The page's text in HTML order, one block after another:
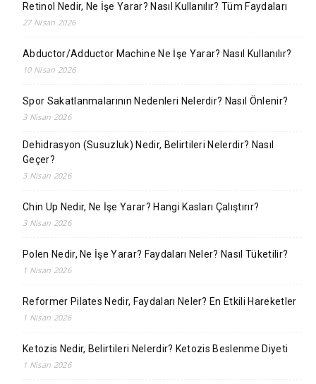
Retinol Nedir, Ne İşe Yarar? Nasıl Kullanılır? Tüm Faydaları
27 Nisan 2026
Abductor/Adductor Machine Ne İşe Yarar? Nasıl Kullanılır?
10 Nisan 2026
Spor Sakatlanmalarının Nedenleri Nelerdir? Nasıl Önlenir?
3 Nisan 2026
Dehidrasyon (Susuzluk) Nedir, Belirtileri Nelerdir? Nasıl
Geçer?
3 Nisan 2026
Chin Up Nedir, Ne İşe Yarar? Hangi Kasları Çalıştırır?
3 Nisan 2026
Polen Nedir, Ne İşe Yarar? Faydaları Neler? Nasıl Tüketilir?
1 Nisan 2026
Reformer Pilates Nedir, Faydaları Neler? En Etkili Hareketler
1 Nisan 2026
Ketozis Nedir, Belirtileri Nelerdir? Ketozis Beslenme Diyeti
1 Nisan 2026